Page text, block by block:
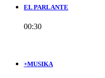
EL PARLANTE
00:30
+MUSIKA